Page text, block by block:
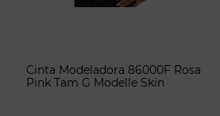
Cinta Modeladora 86000F Rosa
Pink Tam G Modelle Skin